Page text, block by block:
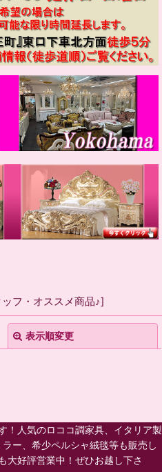
ッフ・オススメ商品♪]
表示順変更
込む
！人気のロココ調家具、イタリア製
ー、希少ペルシャ絨毯等も販売し
大好評営業中！ぜひお越し下さ